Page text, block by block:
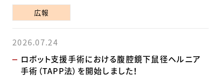
広報
2026.07.24
ロボット支援手術における腹腔鏡下鼠径ヘルニア
手術（TAPP法）を開始しました！